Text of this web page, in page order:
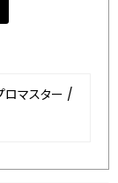
ロマスター /